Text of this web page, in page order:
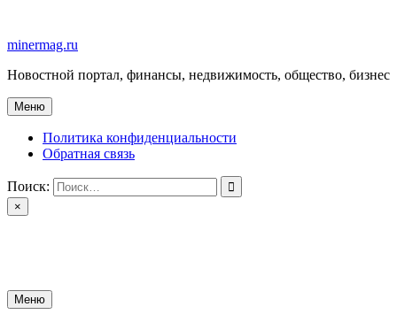
содержимому
minermag.ru
Новостной портал, финансы, недвижимость, общество, бизнес
Меню
Политика конфиденциальности
Обратная связь
Поиск:
×
Меню